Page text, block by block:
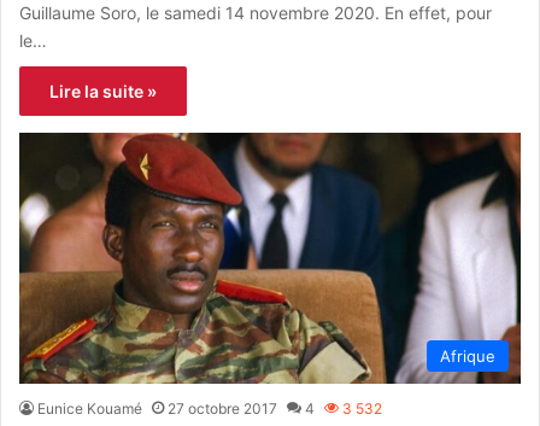
Guillaume Soro, le samedi 14 novembre 2020. En effet, pour
le…
Lire la suite »
Afrique
Eunice Kouamé 27 octobre 2017 4 3 532